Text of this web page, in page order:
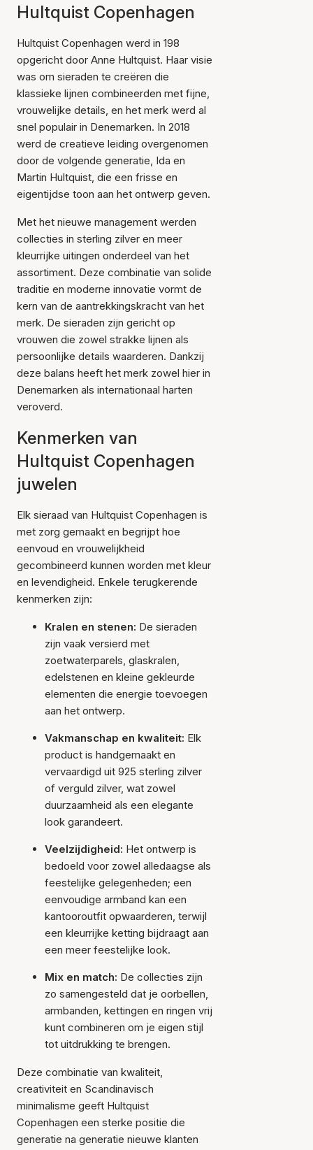
Hultquist Copenhagen
Hultquist Copenhagen werd in 198
opgericht door Anne Hultquist. Haar visie
was om sieraden te creëren die
klassieke lijnen combineerden met fijne,
vrouwelijke details, en het merk werd al
snel populair in Denemarken. In 2018
werd de creatieve leiding overgenomen
door de volgende generatie, Ida en
Martin Hultquist, die een frisse en
eigentijdse toon aan het ontwerp geven.
Met het nieuwe management werden
collecties in sterling zilver en meer
kleurrijke uitingen onderdeel van het
assortiment. Deze combinatie van solide
traditie en moderne innovatie vormt de
kern van de aantrekkingskracht van het
merk. De sieraden zijn gericht op
vrouwen die zowel strakke lijnen als
persoonlijke details waarderen. Dankzij
deze balans heeft het merk zowel hier in
Denemarken als internationaal harten
veroverd.
Kenmerken van
Hultquist Copenhagen
juwelen
Elk sieraad van Hultquist Copenhagen is
met zorg gemaakt en begrijpt hoe
eenvoud en vrouwelijkheid
gecombineerd kunnen worden met kleur
en levendigheid. Enkele terugkerende
kenmerken zijn:
Kralen en stenen: De sieraden
zijn vaak versierd met
zoetwaterparels, glaskralen,
edelstenen en kleine gekleurde
elementen die energie toevoegen
aan het ontwerp.
Vakmanschap en kwaliteit: Elk
product is handgemaakt en
vervaardigd uit 925 sterling zilver
of verguld zilver, wat zowel
duurzaamheid als een elegante
look garandeert.
Veelzijdigheid: Het ontwerp is
bedoeld voor zowel alledaagse als
feestelijke gelegenheden; een
eenvoudige armband kan een
kantooroutfit opwaarderen, terwijl
een kleurrijke ketting bijdraagt aan
een meer feestelijke look.
Mix en match: De collecties zijn
zo samengesteld dat je oorbellen,
armbanden, kettingen en ringen vrij
kunt combineren om je eigen stijl
tot uitdrukking te brengen.
Deze combinatie van kwaliteit,
creativiteit en Scandinavisch
minimalisme geeft Hultquist
Copenhagen een sterke positie die
generatie na generatie nieuwe klanten